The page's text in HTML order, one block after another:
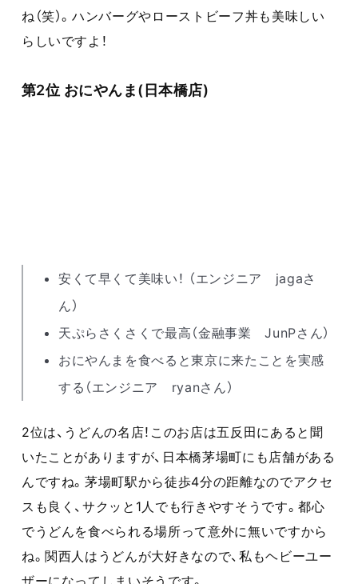
ね（笑）。ハンバーグやローストビーフ丼も美味しい
らしいですよ！
第2位 おにやんま(日本橋店)
安くて早くて美味い！ （エンジニア jagaさ
ん）
天ぷらさくさくで最高（金融事業 JunPさん）
おにやんまを食べると東京に来たことを実感
する（エンジニア ryanさん）
2位は、うどんの名店！このお店は五反田にあると聞
いたことがありますが、日本橋茅場町にも店舗がある
んですね。茅場町駅から徒歩4分の距離なのでアクセ
スも良く、サクッと1人でも行きやすそうです。都心
でうどんを食べられる場所って意外に無いですから
ね。関西人はうどんが大好きなので、私もヘビーユー
ザーになってしまいそうです。